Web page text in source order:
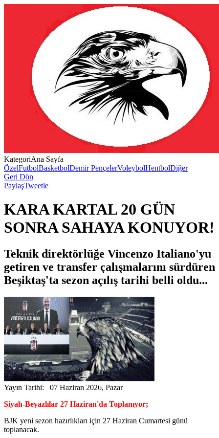
KategoriAna Sayfa
ÖzelFutbolBasketbolDemir PençelerVoleybolHentbolDiğer
Geri Dön
PaylaşTweetle
KARA KARTAL 20 GÜN
SONRA SAHAYA KONUYOR!
Teknik direktörlüğe Vincenzo Italiano'yu
getiren ve transfer çalışmalarını sürdüren
Beşiktaş'ta sezon açılış tarihi belli oldu...
Yayın Tarihi: 07 Haziran 2026, Pazar
Siyah-Beyazlılar 27 Haziran'da Toplanıyor;
BJK yeni sezon hazırlıkları için 27 Haziran Cumartesi günü
toplanacak.